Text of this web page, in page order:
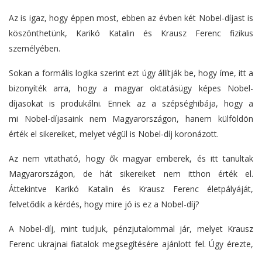
Az is igaz, hogy éppen most, ebben az évben két Nobel-díjast is
köszönthetünk, Karikó Katalin és Krausz Ferenc fizikus
személyében.
Sokan a formális logika szerint ezt úgy állítják be, hogy íme, itt a
bizonyíték arra, hogy a magyar oktatásügy képes Nobel-
díjasokat is produkálni. Ennek az a szépséghibája, hogy a
mi Nobel-díjasaink nem Magyarországon, hanem külföldön
érték el sikereiket, melyet végül is Nobel-díj koronázott.
Az nem vitatható, hogy ők magyar emberek, és itt tanultak
Magyarországon, de hát sikereiket nem itthon érték el.
Áttekintve Karikó Katalin és Krausz Ferenc életpályáját,
felvetődik a kérdés, hogy mire jó is ez a Nobel-díj?
A Nobel-díj, mint tudjuk, pénzjutalommal jár, melyet Krausz
Ferenc ukrajnai fiatalok megsegítésére ajánlott fel. Úgy érezte,